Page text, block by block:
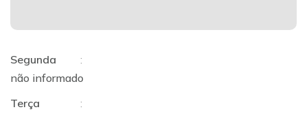
Segunda
:
não informado
Terça
: